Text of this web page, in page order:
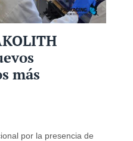
más
por la presencia de